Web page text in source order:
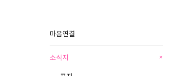
마음연결
소식지 +